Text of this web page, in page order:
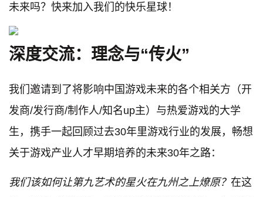
未来吗？快来加入我们的快乐星球！
深度交流：理念与“传⽕”
我们邀请到了将影响中国游戏未来的各个相关方（开
发商/发行商/制作人/知名up主）与热爱游戏的大学
生，携手一起回顾过去30年里游戏行业的发展，畅想
关于游戏产业人才早期培养的未来30年之路：
我们该如何让第九艺术的星火在九州之上燎原？ 在这